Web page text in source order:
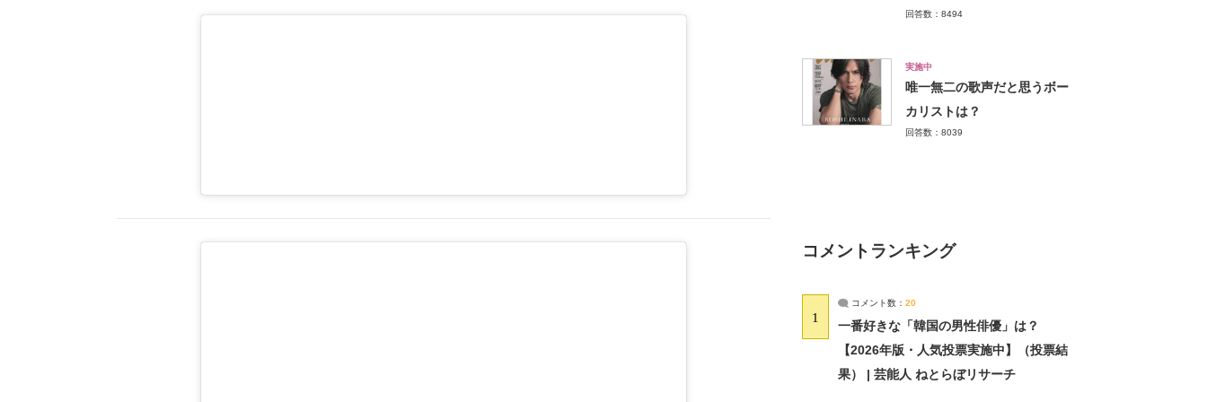
回答数：8494
実施中
唯一無二の歌声だと思うボー
カリストは？
回答数：8039
コメントランキング
1
コメント数： 20
一番好きな「韓国の男性俳優」は？
【2026年版・人気投票実施中】（投票結
果） | 芸能人 ねとらぼリサーチ